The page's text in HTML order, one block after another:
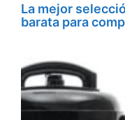
La mejor
barata para